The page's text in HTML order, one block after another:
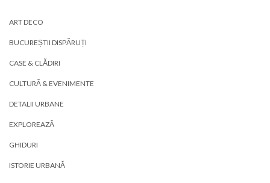
ART DECO
BUCUREȘTII DISPĂRUȚI
CASE & CLĂDIRI
CULTURĂ & EVENIMENTE
DETALII URBANE
EXPLOREAZĂ
GHIDURI
ISTORIE URBANĂ